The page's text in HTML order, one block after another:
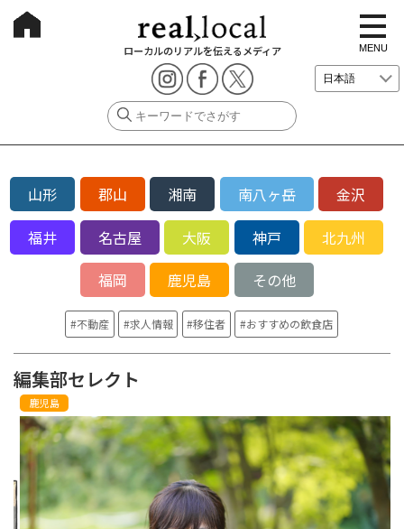
ローカルのリアルを伝えるメディア
t
o
g
g
e
i
o
n
MENU
山形 郡山 湘南 南八ヶ岳
金沢
福井
名古屋 大阪 神戸
北九州
福岡
鹿児島 その他
不動産 求人情報 移住者 おすすめの飲食店
編集部セレクト
鹿児島